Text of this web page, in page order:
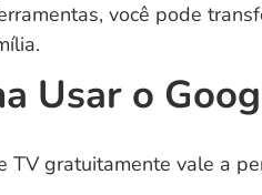
você pode
Usar o
TV gratuitamente vale a